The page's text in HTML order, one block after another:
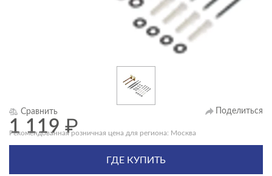
Сравнить Поделиться
1 119₽
Рекомендованная розничная цена для региона: Москва
ГДЕ КУПИТЬ